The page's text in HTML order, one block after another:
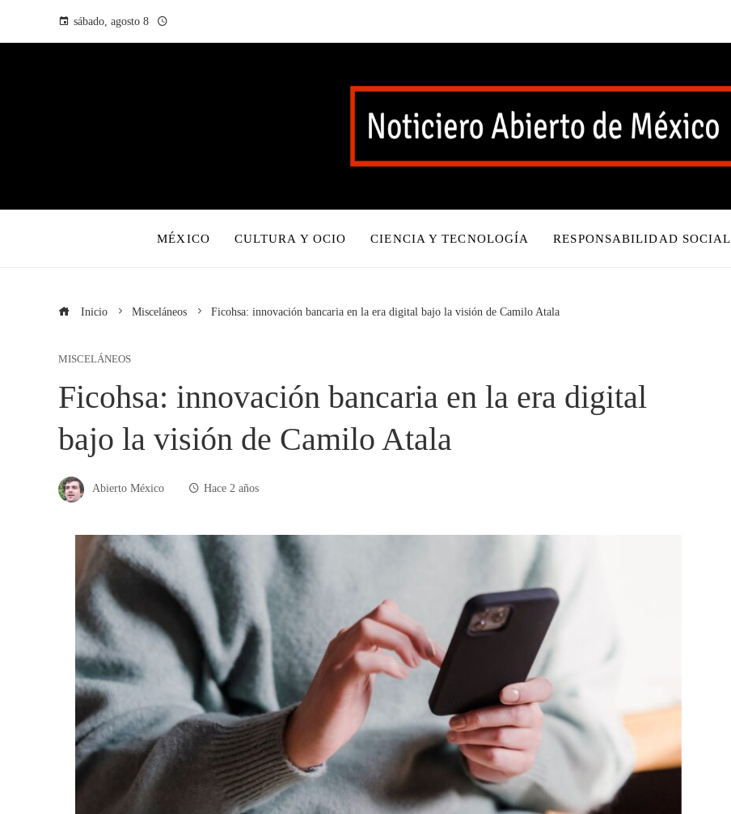
sábado, agosto 8
MÉXICO CULTURA Y OCIO CIENCIA Y TECNOLOGÍA RESPONSABILIDAD SOCIAL
Inicio Misceláneos Ficohsa: innovación bancaria en la era digital bajo la visión de Camilo Atala
MISCELÁNEOS
Ficohsa: innovación bancaria en la era digital
bajo la visión de Camilo Atala
Abierto México Hace 2 años